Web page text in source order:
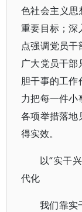
色社会主义思
重要目标；深
点强调党员干
广大党员干部
胆干事的工作
力把每一件小
各项举措落地
得实效。
以“实干
代化
我们靠实